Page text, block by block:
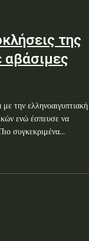
της
αβάσιμες
την ελληνοαιγυπτιακή
ενώ έσπευσε να
ως αβάσιμες τις τουρκικές αιτιάσεις. Πιο συγκεκριμένα...